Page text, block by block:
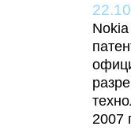
22.10
2007